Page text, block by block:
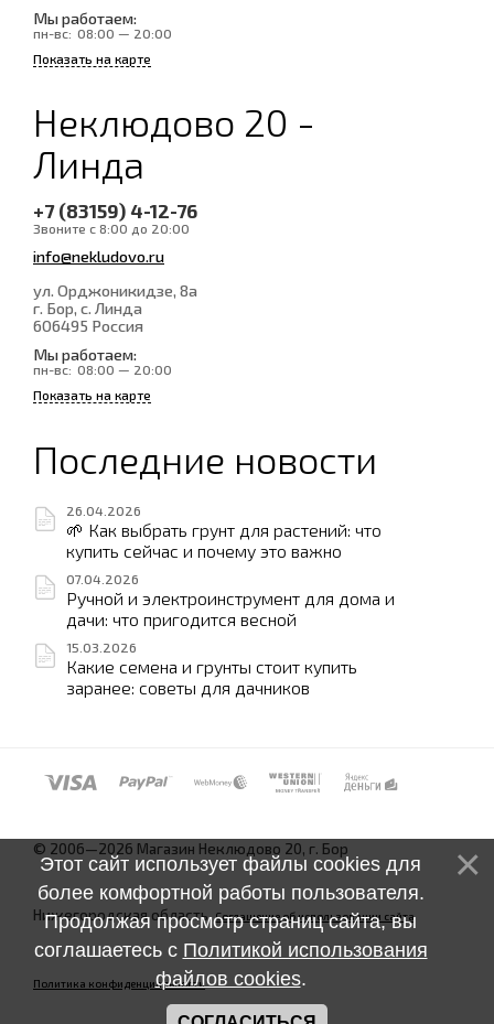
Мы работаем:
пн-вс: 08:00 — 20:00
Показать на карте
Неклюдово 20 -
Линда
+7 (83159) 4-12-76
Звоните с 8:00 до 20:00
info@nekludovo.ru
ул. Орджоникидзе, 8а
г. Бор, с. Линда
606495 Россия
Мы работаем:
пн-вс: 08:00 — 20:00
Показать на карте
Последние новости
26.04.2026
🌱 Как выбрать грунт для растений: что
купить сейчас и почему это важно
07.04.2026
Ручной и электроинструмент для дома и
дачи: что пригодится весной
15.03.2026
Какие семена и грунты стоит купить
заранее: советы для дачников
© 2006—2026 Магазин Неклюдово 20, г. Бор
Нижегородская область.Соглашение об использовании сайта
Политика конфиденциальности
Этот сайт использует файлы cookies для
более комфортной работы пользователя.
Продолжая просмотр страниц сайта, вы
соглашаетесь с Политикой использования
файлов cookies.